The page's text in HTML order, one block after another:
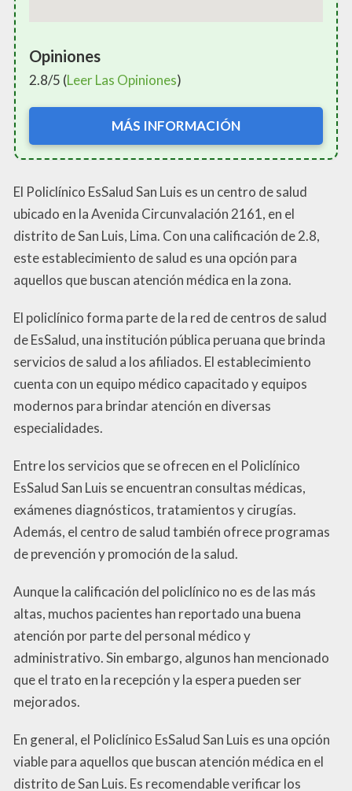
Opiniones
2.8/5 (Leer Las Opiniones)
MÁS INFORMACIÓN
El Policlínico EsSalud San Luis es un centro de salud
ubicado en la Avenida Circunvalación 2161, en el
distrito de San Luis, Lima. Con una calificación de 2.8,
este establecimiento de salud es una opción para
aquellos que buscan atención médica en la zona.
El policlínico forma parte de la red de centros de salud
de EsSalud, una institución pública peruana que brinda
servicios de salud a los afiliados. El establecimiento
cuenta con un equipo médico capacitado y equipos
modernos para brindar atención en diversas
especialidades.
Entre los servicios que se ofrecen en el Policlínico
EsSalud San Luis se encuentran consultas médicas,
exámenes diagnósticos, tratamientos y cirugías.
Además, el centro de salud también ofrece programas
de prevención y promoción de la salud.
Aunque la calificación del policlínico no es de las más
altas, muchos pacientes han reportado una buena
atención por parte del personal médico y
administrativo. Sin embargo, algunos han mencionado
que el trato en la recepción y la espera pueden ser
mejorados.
En general, el Policlínico EsSalud San Luis es una opción
viable para aquellos que buscan atención médica en el
distrito de San Luis. Es recomendable verificar los